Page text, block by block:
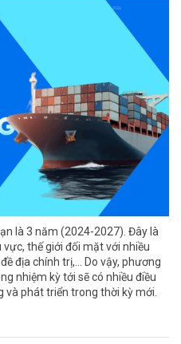
là 3 năm (2024-2027). Đây là
thế giới đối mặt với nhiều
địa chính trị,… Do vậy, phương
nhiệm kỳ tới sẽ có nhiều điều
và phát triển trong thời kỳ mới.